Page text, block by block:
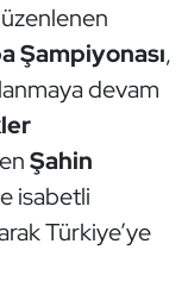
Şampiyonası,
devam
Şahin
isabetli
Türkiye’ye